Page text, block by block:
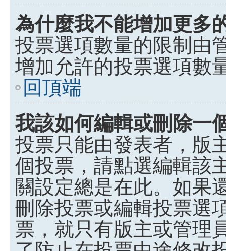
為什麼我不能增加更多
投票選項數量的限制由
增加允許的投票選項數
回頂端
我該如何編輯或刪除一
投票只能由發表者，版
個投票，請點選編輯該
關設定總是在此。如果
刪除投票或編輯投票選
票，就只有版主或管理